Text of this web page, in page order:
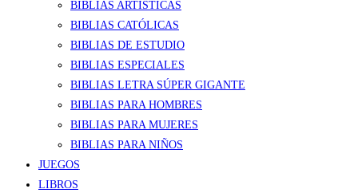
BIBLIAS ARTÍSTICAS
BIBLIAS CATÓLICAS
BIBLIAS DE ESTUDIO
BIBLIAS ESPECIALES
BIBLIAS LETRA SÚPER GIGANTE
BIBLIAS PARA HOMBRES
BIBLIAS PARA MUJERES
BIBLIAS PARA NIÑOS
JUEGOS
LIBROS